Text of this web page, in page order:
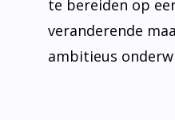
veranderende
ambitieus